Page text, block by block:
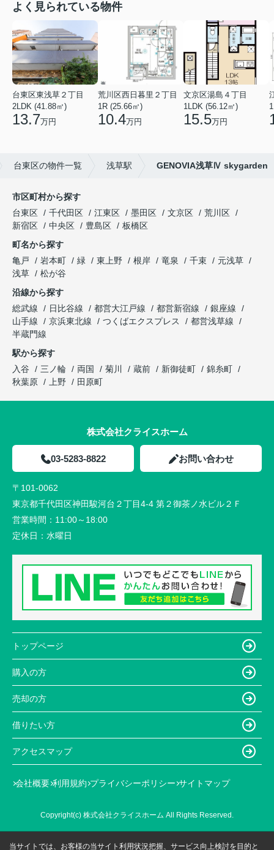
よく見られている物件
台東区東浅草２丁目
2LDK (41.88㎡)
13.7万円
荒川区西日暮里２丁目
1R (25.66㎡)
10.4万円
文京区湯島４丁目
1LDK (56.12㎡)
15.5万円
台東区の物件一覧 浅草駅 GENOVIA浅草Ⅳ skygarden
市区町村から探す
台東区
千代田区 江東区 墨田区 文京区
荒川区
新宿区
中央区 豊島区
板橋区
町名から探す
亀戸
岩本町 緑 東上野 根岸 竜泉 千束
元浅草
浅草
松が谷
沿線から探す
総武線
日比谷線 都営大江戸線 都営新宿線
銀座線
山手線
京浜東北線 つくばエクスプレス
都営浅草線
半蔵門線
駅から探す
入谷
三ノ輪 両国 菊川 蔵前 新御徒町
錦糸町
秋葉原
上野 田原町
株式会社クライスホーム
03-5283-8822 お問い合わせ
〒101-0062
東京都千代田区神田駿河台２丁目4-4 第２御茶ノ水ビル２Ｆ
営業時間： 11:00～18:00
定休日： 水曜日
トップページ
購入の方
売却の方
借りたい方
アクセスマップ
会社概要 利用規約 プライバシーポリシー サイトマップ
Copyright(c) 株式会社クライスホーム All Rights Reserved.
当サイトでは、お客様の当サイト利用状況把握、サービス向上検討を目的と